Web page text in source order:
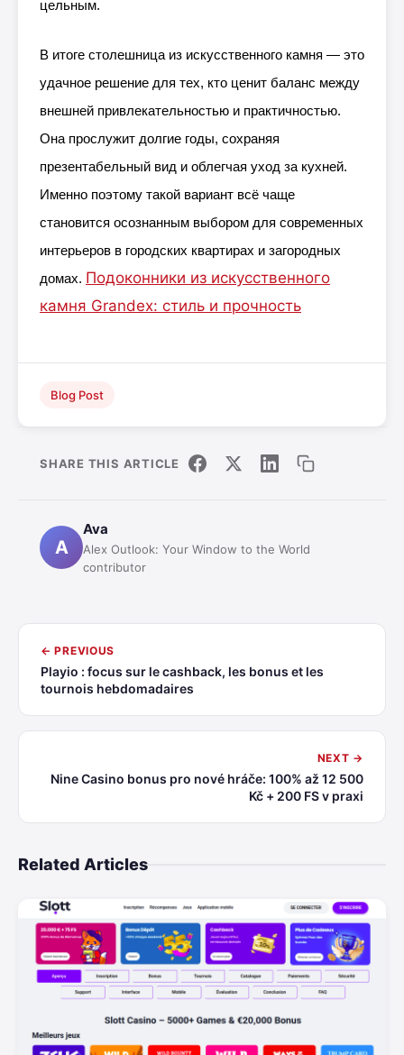
цельным.
В итоге столешница из искусственного камня — это
удачное решение для тех, кто ценит баланс между
внешней привлекательностью и практичностью.
Она прослужит долгие годы, сохраняя
презентабельный вид и облегчая уход за кухней.
Именно поэтому такой вариант всё чаще
становится осознанным выбором для современных
интерьеров в городских квартирах и загородных
домах. Подоконники из искусственного
камня Grandex: стиль и прочность
Blog Post
SHARE THIS ARTICLE
A
Ava
Alex Outlook: Your Window to the World
contributor
← PREVIOUS
Playio : focus sur le cashback, les bonus et les
tournois hebdomadaires
NEXT →
Nine Casino bonus pro nové hráče: 100% až 12 500
Kč + 200 FS v praxi
Related Articles